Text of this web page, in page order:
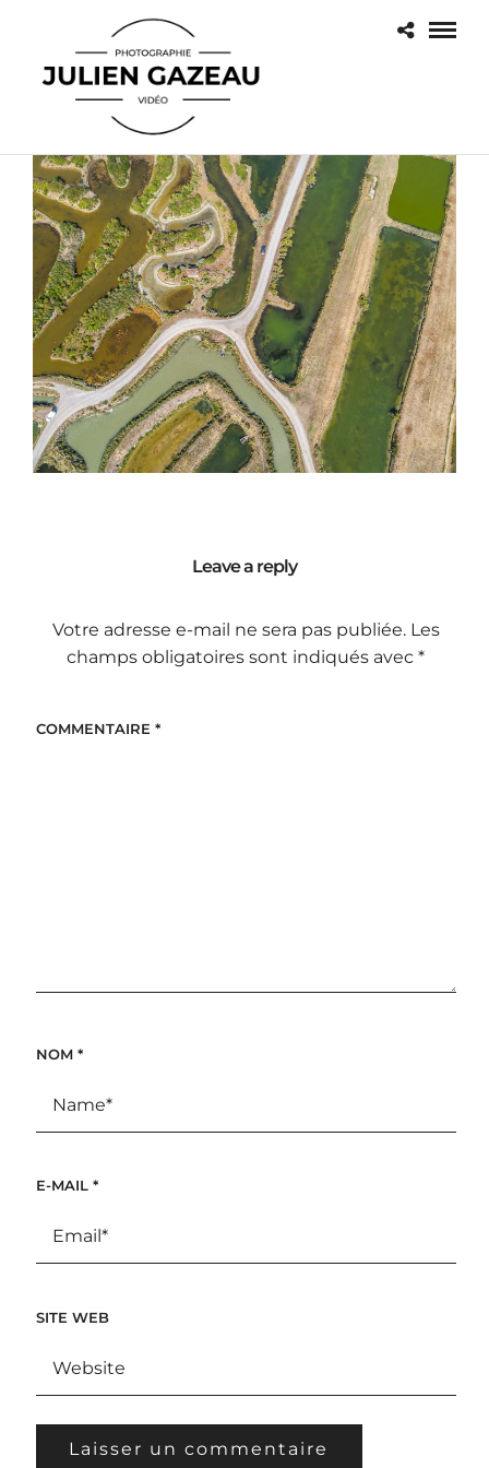
Leave a reply
Votre adresse e-mail ne sera pas publiée. Les
champs obligatoires sont indiqués avec*
COMMENTAIRE *
NOM *
E-MAIL *
SITE WEB